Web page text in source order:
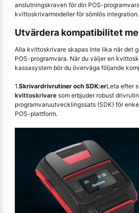
anslutningskraven för din POS-
kvittoskrivarmodeller för sömlös integration.
Utvärdera kompatibilitet
Alla kvittoskrivare skapas inte lika när det
POS-programvara. När du väljer en
kassasystem bör du överväga följande
1.Skrivardrivrutiner och SDK:erLeta efter
kvittoskrivare som erbjuder robust
programvaruutvecklingssats (SDK) för
POS-plattform.